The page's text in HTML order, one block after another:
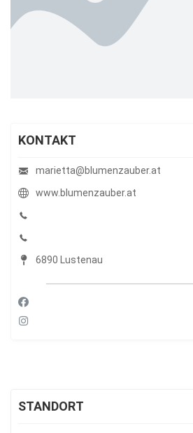
KONTAKT
marietta@blumenzauber.at
www.blumenzauber.at
6890 Lustenau
STANDORT